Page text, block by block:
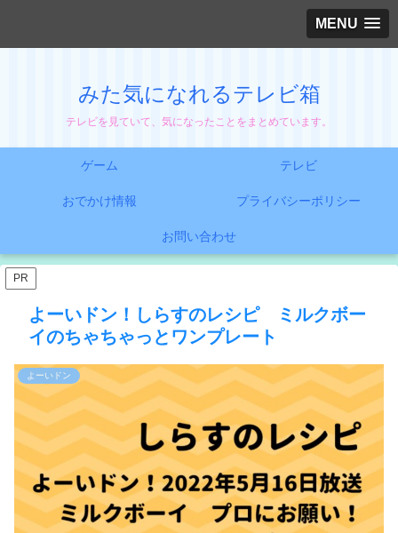
MENU
みた気になれるテレビ箱
テレビを見ていて、気になったことをまとめています。
ゲーム テレビ
おでかけ情報 プライバシーポリシー
お問い合わせ
PR
よーいドン！しらすのレシピ ミルクボー
イのちゃちゃっとワンプレート
よーいドン